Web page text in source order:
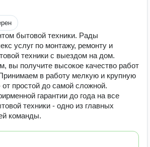
бытовой техники. Рады
услуг по монтажу, ремонту и
техники с выездом на дом.
вы получите высокое качество работ
в работу мелкую и крупную
простой до самой сложной.
гарантии до года на все
техники - одно из главных
команды.